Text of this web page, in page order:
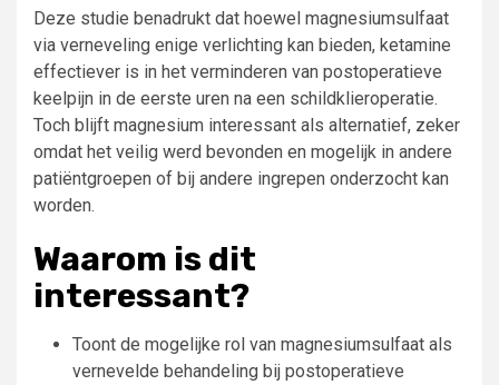
Deze studie benadrukt dat hoewel magnesiumsulfaat
via verneveling enige verlichting kan bieden, ketamine
effectiever is in het verminderen van postoperatieve
keelpijn in de eerste uren na een schildklieroperatie.
Toch blijft magnesium interessant als alternatief, zeker
omdat het veilig werd bevonden en mogelijk in andere
patiëntgroepen of bij andere ingrepen onderzocht kan
worden.
Waarom is dit
interessant?
Toont de mogelijke rol van magnesiumsulfaat als
vernevelde behandeling bij postoperatieve